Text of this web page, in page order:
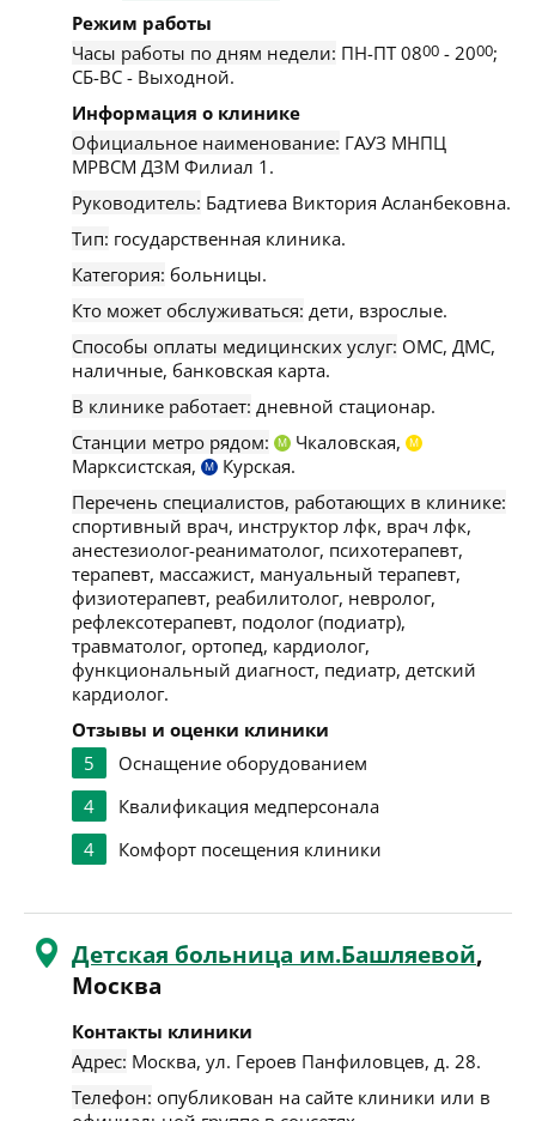
Режим работы
Часы работы по дням недели: ПН-ПТ 0800 - 2000;
СБ-ВС - Выходной.
Информация о клинике
Официальное наименование: ГАУЗ МНПЦ
МРВСМ ДЗМ Филиал 1.
Руководитель: Бадтиева Виктория Асланбековна.
Тип: государственная клиника.
Категория: больницы.
Кто может обслуживаться: дети, взрослые.
Способы оплаты медицинских услуг: ОМС, ДМС,
наличные, банковская карта.
В клинике работает: дневной стационар.
Станции метро рядом:
М Чкаловская, М
Марксистская, М
Курская.
Перечень специалистов, работающих в клинике:
спортивный врач, инструктор лфк, врач лфк,
анестезиолог-реаниматолог, психотерапевт,
терапевт, массажист, мануальный терапевт,
физиотерапевт, реабилитолог, невролог,
рефлексотерапевт, подолог (подиатр),
травматолог, ортопед, кардиолог,
функциональный диагност, педиатр, детский
кардиолог.
Отзывы и оценки клиники
5
Оснащение оборудованием
4
Квалификация медперсонала
4
Комфорт посещения клиники
Детская больница им.Башляевой,
Москва
Контакты клиники
Адрес: Москва, ул. Героев Панфиловцев, д. 28.
Телефон: опубликован на сайте клиники или в